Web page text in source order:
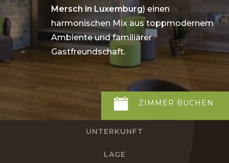
AKTUELLES JOBS VORSTELLUNG KONTAKT
EN
GENUSSWELT
Mersch in Luxemburg) einen
harmonischen Mix aus toppmodernem
Ambiente und familiärer
Gastfreundschaft.
UNTERKUNFT
LAGE
ZIMMER BUCHEN